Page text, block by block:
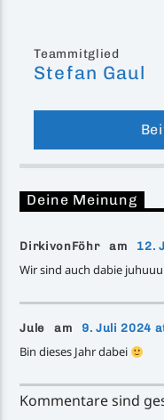
Teammitglied
Stefan Gaul
Deine Meinung
DirkivonFöhr am 12.
Wir sind auch dabie
Jule am 9. Juli 2024
Bin dieses Jahr dabei
Kommentare sind